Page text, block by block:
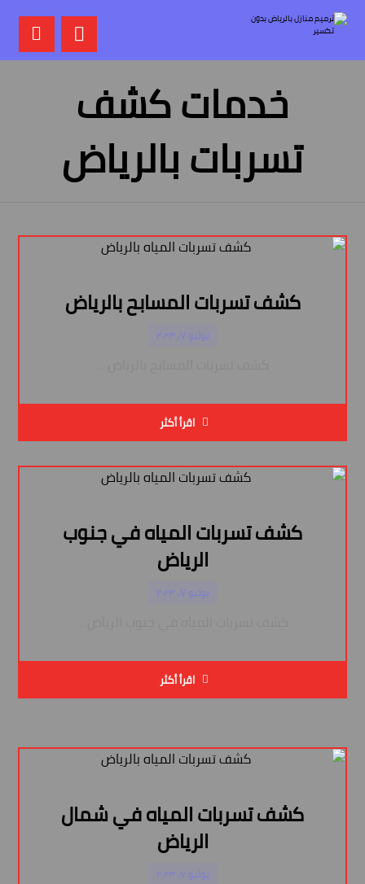
خدمات كشف
تسربات بالرياض
كشف تسربات المسابح بالرياض
يوليو ٧, ٢٠٢٣
اقرأ أكثر
كشف تسربات المياه في جنوب
الرياض
يوليو ٧, ٢٠٢٣
اقرأ أكثر
كشف تسربات المياه في شمال
الرياض
يوليو ٧, ٢٠٢٣